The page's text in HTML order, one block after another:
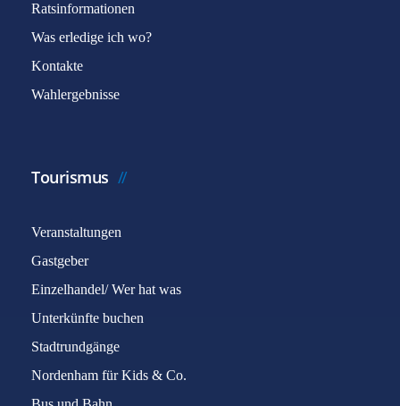
Ratsinformationen
Was erledige ich wo?
Kontakte
Wahlergebnisse
Tourismus
Veranstaltungen
Gastgeber
Einzelhandel/ Wer hat was
Unterkünfte buchen
Stadtrundgänge
Nordenham für Kids & Co.